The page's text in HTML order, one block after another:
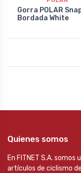
Gorra POLAR
Bordada White
Quienes somos
En FITNET S.A.
artículos de ciclismo